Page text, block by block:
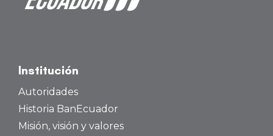
Institución
Autoridades
Historia BanEcuador
Misión, visión y valores